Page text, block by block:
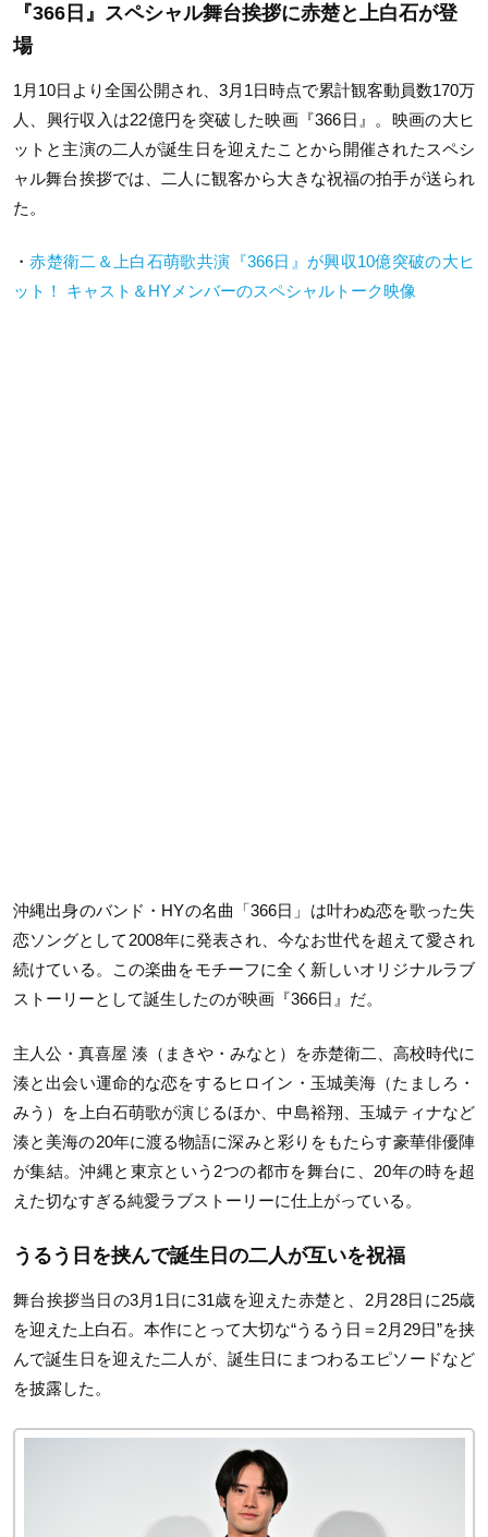
『366日』スペシャル舞台挨拶に赤楚と上白石が登
場
1月10日より全国公開され、3月1日時点で累計観客動員数170万
人、興行収入は22億円を突破した映画『366日』。映画の大ヒ
ットと主演の二人が誕生日を迎えたことから開催されたスペシ
ャル舞台挨拶では、二人に観客から大きな祝福の拍手が送られ
た。
・赤楚衛二＆上白石萌歌共演『366日』が興収10億突破の大ヒ
ット！ キャスト＆HYメンバーのスペシャルトーク映像
沖縄出身のバンド・HYの名曲「366日」は叶わぬ恋を歌った失
恋ソングとして2008年に発表され、今なお世代を超えて愛され
続けている。この楽曲をモチーフに全く新しいオリジナルラブ
ストーリーとして誕生したのが映画『366日』だ。
主人公・真喜屋 湊（まきや・みなと）を赤楚衛二、高校時代に
湊と出会い運命的な恋をするヒロイン・玉城美海（たましろ・
みう）を上白石萌歌が演じるほか、中島裕翔、玉城ティナなど
湊と美海の20年に渡る物語に深みと彩りをもたらす豪華俳優陣
が集結。沖縄と東京という2つの都市を舞台に、20年の時を超
えた切なすぎる純愛ラブストーリーに仕上がっている。
うるう日を挟んで誕生日の二人が互いを祝福
舞台挨拶当日の3月1日に31歳を迎えた赤楚と、2月28日に25歳
を迎えた上白石。本作にとって大切な“うるう日＝2月29日”を挟
んで誕生日を迎えた二人が、誕生日にまつわるエピソードなど
を披露した。